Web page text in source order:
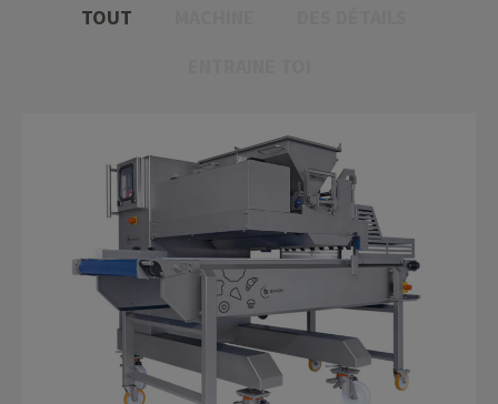
TOUT